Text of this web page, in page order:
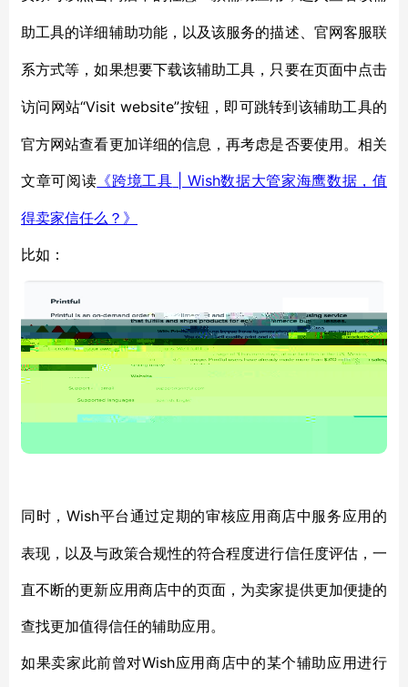
助工具的详细辅助功能，以及该服务的描述、官网客服联
系方式等，如果想要下载该辅助工具，只要在页面中点击
访问网站“Visit website”按钮，即可跳转到该辅助工具的
官方网站查看更加详细的信息，再考虑是否要使用。相关
文章可阅读 《跨境工具 | Wish数据大管家海鹰数据，值
得卖家信任么？》
比如：
同时， Wish平台通过定期的审核应用商店中服务应用的
表现，以及与政策合规性的符合程度进行信任度评估，一
直不断的更新应用商店中的页面，为卖家提供更加便捷的
查找更加值得信任的辅助应用。
如果卖家此前曾对Wish应用商店中的某个辅助应用进行